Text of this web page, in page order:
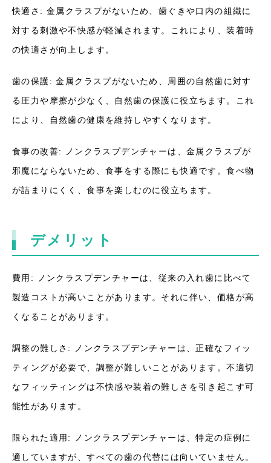
快適さ: 金属クラスプがないため、歯ぐきや口内の組織に
対する刺激や不快感が軽減されます。これにより、装着時
の快適さが向上します。
歯の保護: 金属クラスプがないため、周囲の自然歯に対す
る圧力や摩擦が少なく、自然歯の保護に役立ちます。これ
により、自然歯の健康を維持しやすくなります。
食事の改善: ノンクラスプデンチャーは、金属クラスプが
邪魔にならないため、食事をする際にも快適です。食べ物
が詰まりにくく、食事を楽しむのに役立ちます。
デメリット
費用: ノンクラスプデンチャーは、従来の入れ歯に比べて
製造コストが高いことがあります。それに伴い、価格が高
くなることがあります。
調整の難しさ: ノンクラスプデンチャーは、正確なフィッ
ティングが必要で、調整が難しいことがあります。不適切
なフィッティングは不快感や装着の難しさを引き起こす可
能性があります。
限られた適用: ノンクラスプデンチャーは、特定の症例に
適していますが、すべての歯の代替には向いていません。